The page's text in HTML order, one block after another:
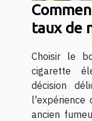
taux de
Choisir le
cigarette
décision
l'expérience
ancien